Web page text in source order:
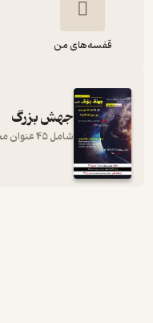
قفسه‌های من
جهش بزرگ
شامل 45 عنوان مجله